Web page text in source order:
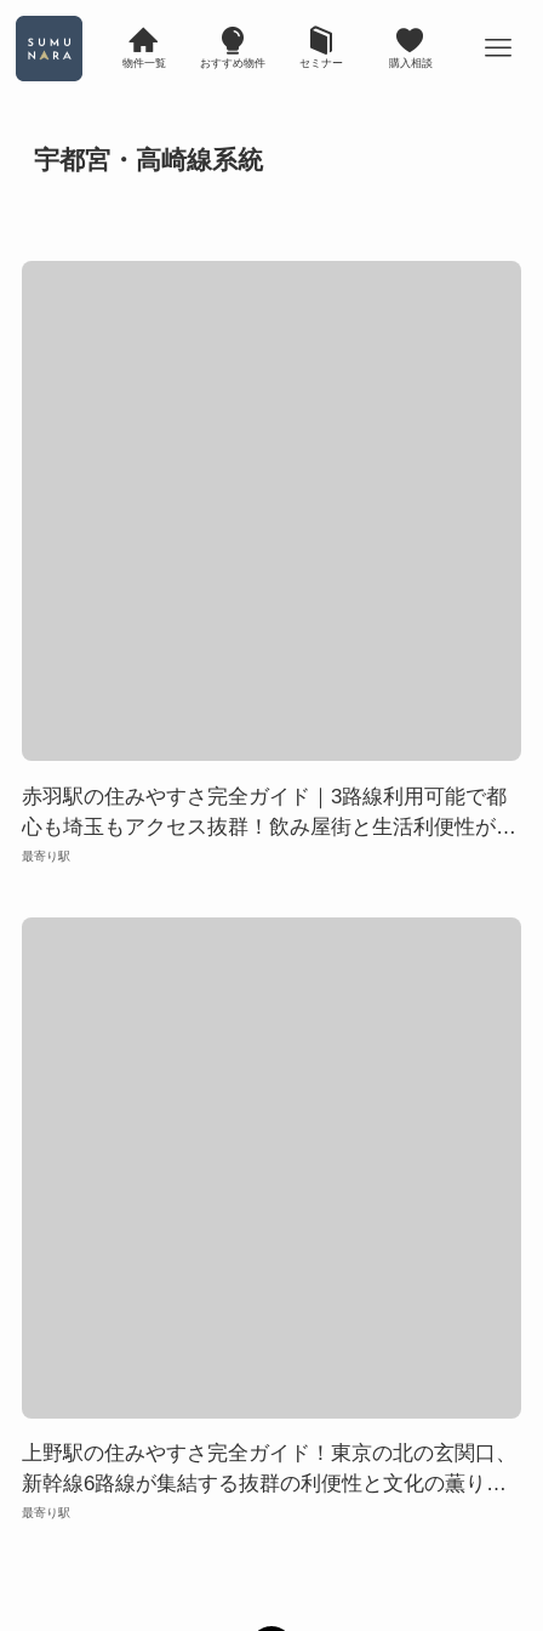
物件一覧 おすすめ物件 セミナー 購入相談
宇都宮・高崎線系統
赤羽駅の住みやすさ完全ガイド｜3路線利用可能で都
心も埼玉もアクセス抜群！飲み屋街と生活利便性が両
立する下町エリア
最寄り駅
上野駅の住みやすさ完全ガイド！東京の北の玄関口、
新幹線6路線が集結する抜群の利便性と文化の薫り高
い暮らし
最寄り駅